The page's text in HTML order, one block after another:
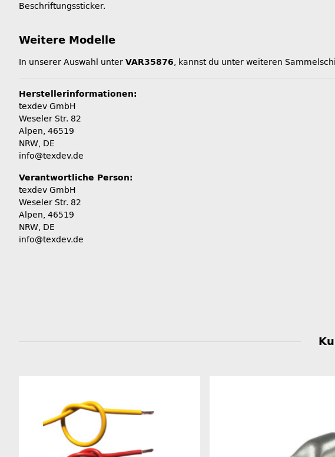
Beschriftungssticker.
Weitere Modelle
In unserer Auswahl unter VAR35876, kannst du unter weiteren
Herstellerinformationen:
texdev GmbH
Weseler Str. 82
Alpen, 46519
NRW, DE
info@texdev.de
Verantwortliche Person:
texdev GmbH
Weseler Str. 82
Alpen, 46519
NRW, DE
info@texdev.de